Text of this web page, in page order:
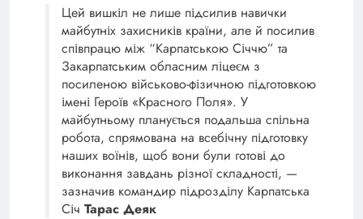
Цей вишкіл не лише підсилив навички
майбутніх захисників країни, але й посилив
співпрацю між “Карпатською Січчю” та
Закарпатським обласним ліцеєм з
посиленою військово-фізичною підготовкою
імені Героїв «Красного Поля». У
майбутньому планується подальша спільна
робота, спрямована на всебічну підготовку
наших воїнів, щоб вони були готові до
виконання завдань різної складності, —
зазначив командир підрозділу Карпатська
Січ Тарас Деяк